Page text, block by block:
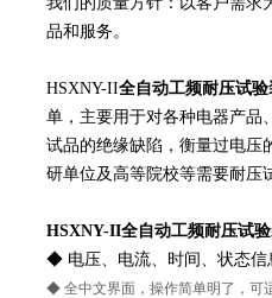
品和服务。
HSXNY-II全自动工频耐压试验
单，主要用于对各种电器产品
试品的绝缘缺陷，衡量过电压
研单位及高等院校等需要耐压
HSXNY-II全自动工频耐压试
◆ 电压、电流、时间、状态信
◆ 全中文界面，操作简单明了，可